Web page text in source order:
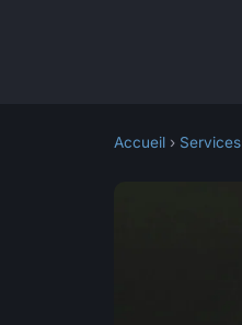
Accueil › Services